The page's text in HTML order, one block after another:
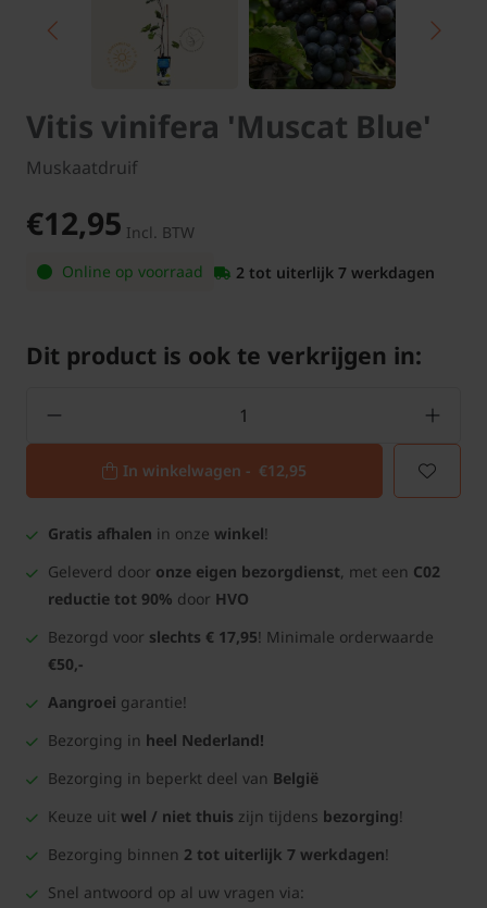
Vitis vinifera 'Muscat Blue'
Muskaatdruif
€12,95 Incl. BTW
Online op voorraad
2 tot uiterlijk 7 werkdagen
Dit product is ook te verkrijgen in:
In winkelwagen - €12,95
Gratis afhalen in onze winkel!
Geleverd door onze eigen bezorgdienst, met een C02
reductie tot 90% door HVO
Bezorgd voor slechts € 17,95! Minimale orderwaarde
€50,-
Aangroei garantie!
Bezorging in heel Nederland!
Bezorging in beperkt deel van België
Keuze uit wel / niet thuis zijn tijdens bezorging!
Bezorging binnen 2 tot uiterlijk 7 werkdagen!
Snel antwoord op al uw vragen via: